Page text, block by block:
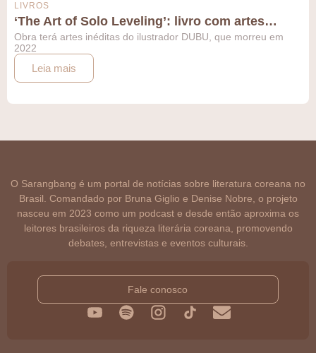
LIVROS
‘The Art of Solo Leveling’: livro com artes…
Obra terá artes inéditas do ilustrador DUBU, que morreu em
2022
Leia mais
O Sarangbang é um portal de notícias sobre literatura coreana no
Brasil. Comandado por Bruna Giglio e Denise Nobre, o projeto
nasceu em 2023 como um podcast e desde então aproxima os
leitores brasileiros da riqueza literária coreana, promovendo
debates, entrevistas e eventos culturais.
Fale conosco